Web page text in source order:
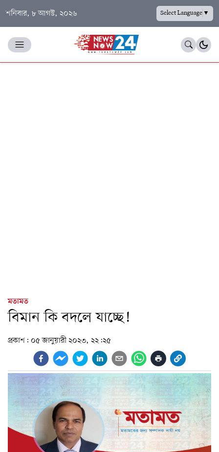
শনিবার, ৮ আগস্ট, ২০২৬ Select Language▼
মতামত
বিমান কি বদলে যাচ্ছে!
প্রকাশ: ০৫ জানুয়ারী ২০২৩, ২২:২৫